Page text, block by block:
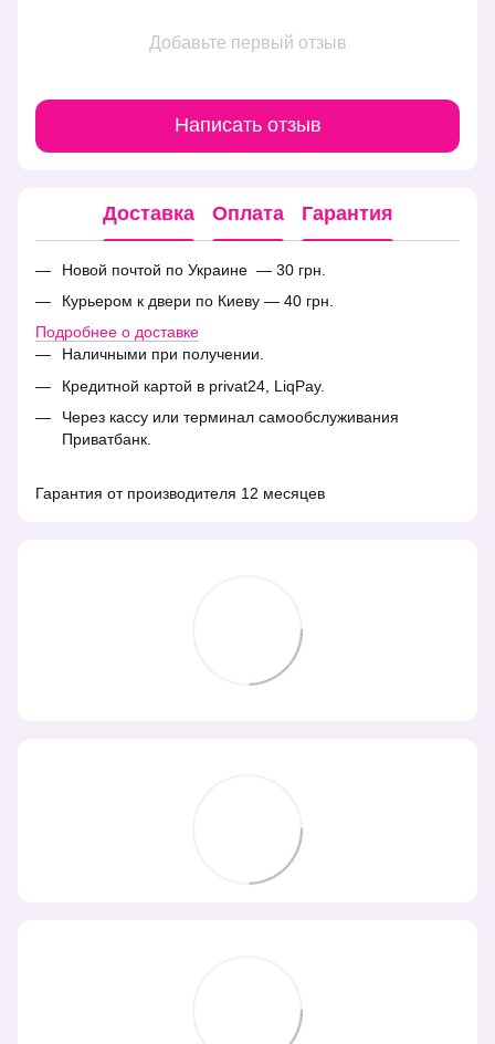
Добавьте первый отзыв
Написать отзыв
Доставка Оплата Гарантия
Новой почтой по Украине — 30 грн.
Курьером к двери по Киеву — 40 грн.
Подробнее о доставке
Наличными при получении.
Кредитной картой в privat24, LiqPay.
Через кассу или терминал самообслуживания
Приватбанк.
Гарантия от производителя 12 месяцев